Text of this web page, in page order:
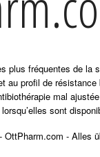
plus fréquentes de
au profil de
mal
sont
- OttPharm.com - Alles